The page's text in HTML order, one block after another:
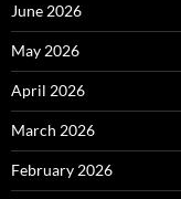
June 2026
May 2026
April 2026
March 2026
February 2026